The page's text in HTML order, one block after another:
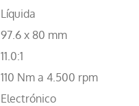
Líquida
97.6 x 80 mm
11.0:1
110 Nm a 4.500 rpm
Electrónico